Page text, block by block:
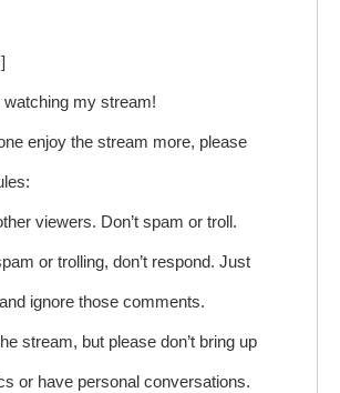
my stream!
enjoy the stream more, please
viewers. Don’t spam or troll.
or trolling, don’t respond. Just
ignore those comments.
stream, but please don’t bring up
or have personal conversations.